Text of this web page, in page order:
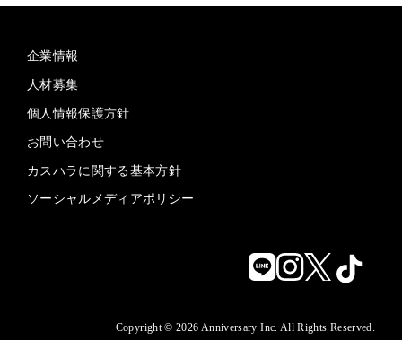
企業情報
人材募集
個人情報保護方針
お問い合わせ
カスハラに関する基本方針
ソーシャルメディアポリシー
Copyright © 2026 Anniversary Inc. All Rights Reserved.